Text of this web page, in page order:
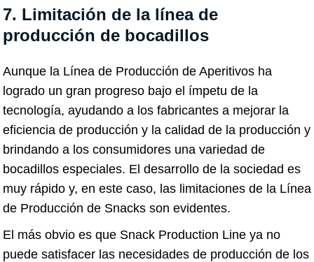
7. Limitación de la línea de
producción de bocadillos
Aunque la Línea de Producción de Aperitivos ha
logrado un gran progreso bajo el ímpetu de la
tecnología, ayudando a los fabricantes a mejorar la
eficiencia de producción y la calidad de la producción y
brindando a los consumidores una variedad de
bocadillos especiales. El desarrollo de la sociedad es
muy rápido y, en este caso, las limitaciones de la Línea
de Producción de Snacks son evidentes.
El más obvio es que Snack Production Line ya no
puede satisfacer las necesidades de producción de los